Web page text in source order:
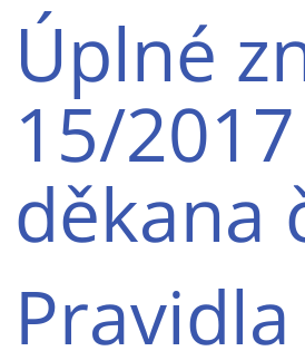
Úplné
15/
děkana